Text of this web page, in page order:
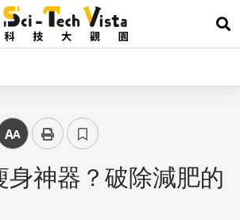
展
中
身神器？破除減肥的